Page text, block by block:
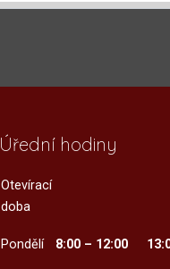
Úřední hodiny
Otevírací
doba
Pondělí 8:00 – 12:00